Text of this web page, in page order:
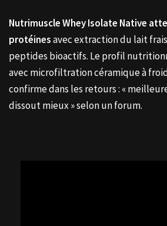
Nutrimuscle Whey Isolate Native
protéinesavec extraction du lait
peptides bioactifs. Le profil
avec microfiltration céramique à
confirme dans les retours : «
dissout mieux » selon un forum.